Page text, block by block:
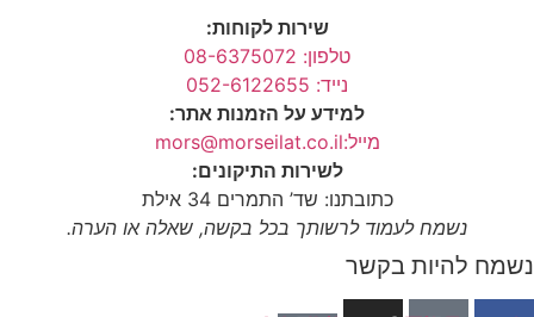
שירות לקוחות:
טלפון: 08-6375072
נייד: 052-6122655
למידע על הזמנות אתר:
מייל:mors@morseilat.co.il
לשירות התיקונים:
כתובתנו: שד’ התמרים 34 אילת
נשמח לעמוד לרשותך בכל בקשה, שאלה או הערה.
נשמח להיות בקשר